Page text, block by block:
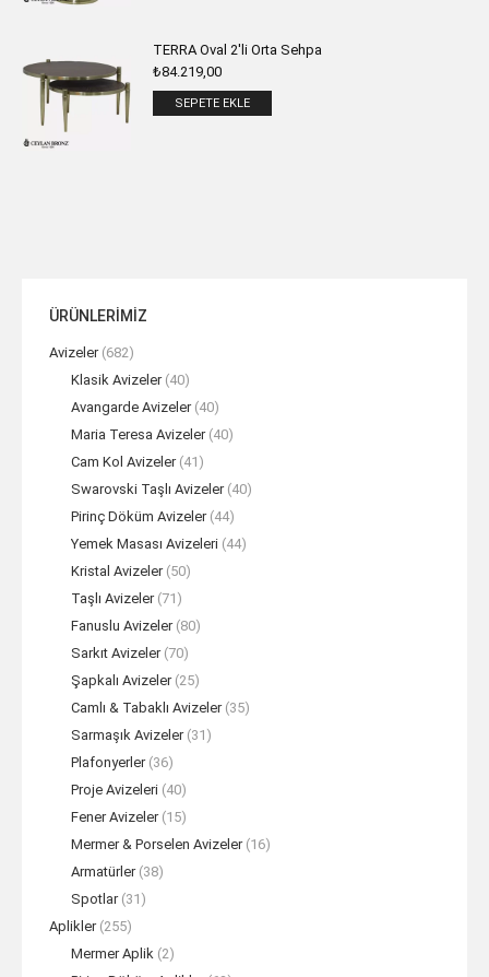
TERRA Oval 2'li Orta Sehpa
₺84.219,00
SEPETE EKLE
ÜRÜNLERİMİZ
Avizeler (682)
Klasik Avizeler (40)
Avangarde Avizeler (40)
Maria Teresa Avizeler (40)
Cam Kol Avizeler (41)
Swarovski Taşlı Avizeler (40)
Pirinç Döküm Avizeler (44)
Yemek Masası Avizeleri (44)
Kristal Avizeler (50)
Taşlı Avizeler (71)
Fanuslu Avizeler (80)
Sarkıt Avizeler (70)
Şapkalı Avizeler (25)
Camlı & Tabaklı Avizeler (35)
Sarmaşık Avizeler (31)
Plafonyerler (36)
Proje Avizeleri (40)
Fener Avizeler (15)
Mermer & Porselen Avizeler (16)
Armatürler (38)
Spotlar (31)
Aplikler (255)
Mermer Aplik (2)